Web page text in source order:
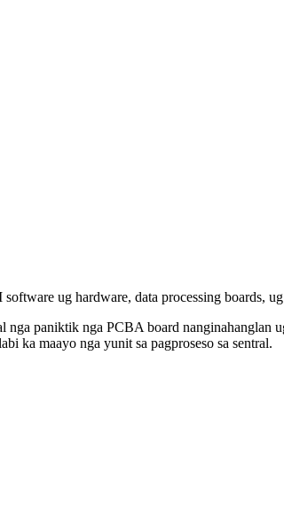
ug hardware, data processing boards,
paniktik nga PCBA board nanginahanglan
ka maayo nga yunit sa pagproseso sa sentral.